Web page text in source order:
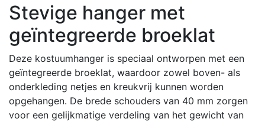
Stevige hanger met
geïntegreerde broeklat
Deze kostuumhanger is speciaal ontworpen met een
geïntegreerde broeklat, waardoor zowel boven- als
onderkleding netjes en kreukvrij kunnen worden
opgehangen. De brede schouders van 40 mm zorgen
voor een gelijkmatige verdeling van het gewicht van